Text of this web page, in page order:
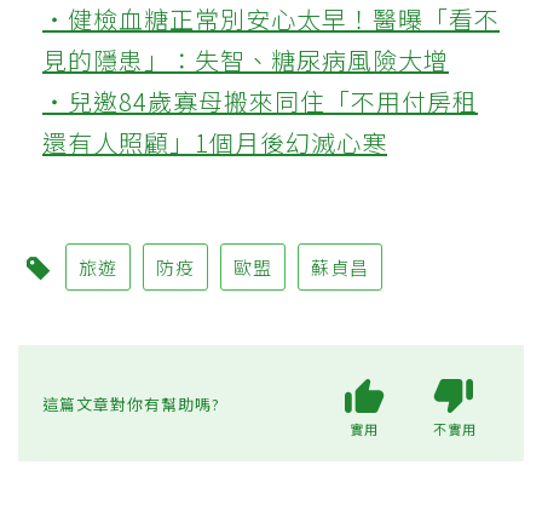
‧健檢血糖正常別安心太早！醫曝「看不
見的隱患」：失智、糖尿病風險大增
‧兒邀84歲寡母搬來同住「不用付房租
還有人照顧」1個月後幻滅心寒
旅遊 防疫 歐盟 蘇貞昌
這篇文章對你有幫助嗎?
實用 不實用